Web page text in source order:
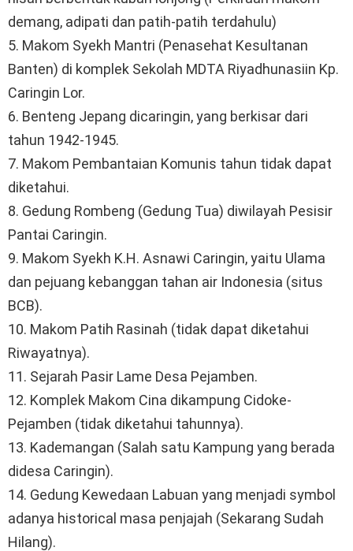
demang, adipati dan patih-patih terdahulu)
5. Makom Syekh Mantri (Penasehat Kesultanan
Banten) di komplek Sekolah MDTA Riyadhunasiin Kp.
Caringin Lor.
6. Benteng Jepang dicaringin, yang berkisar dari
tahun 1942-1945.
7. Makom Pembantaian Komunis tahun tidak dapat
diketahui.
8. Gedung Rombeng (Gedung Tua) diwilayah Pesisir
Pantai Caringin.
9. Makom Syekh K.H. Asnawi Caringin, yaitu Ulama
dan pejuang kebanggan tahan air Indonesia (situs
BCB).
10. Makom Patih Rasinah (tidak dapat diketahui
Riwayatnya).
11. Sejarah Pasir Lame Desa Pejamben.
12. Komplek Makom Cina dikampung Cidoke-
Pejamben (tidak diketahui tahunnya).
13. Kademangan (Salah satu Kampung yang berada
didesa Caringin).
14. Gedung Kewedaan Labuan yang menjadi symbol
adanya historical masa penjajah (Sekarang Sudah
Hilang).